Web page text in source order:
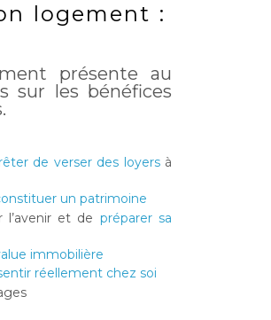
logement :
présente au
sur les bénéfices
de verser des loyersà
un patrimoine
l’avenir et de préparer sa
immobilière
réellement chez soi